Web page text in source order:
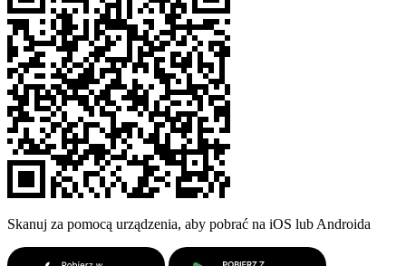
Skanuj za pomocą urządzenia, aby pobrać na iOS lub Androida